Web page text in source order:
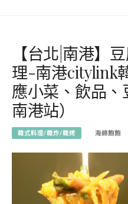
【台北|南港】
理-南港citylink
應小菜、飲品
南港站）
韓式料理/韓炸/韓烤 海綿飽飽